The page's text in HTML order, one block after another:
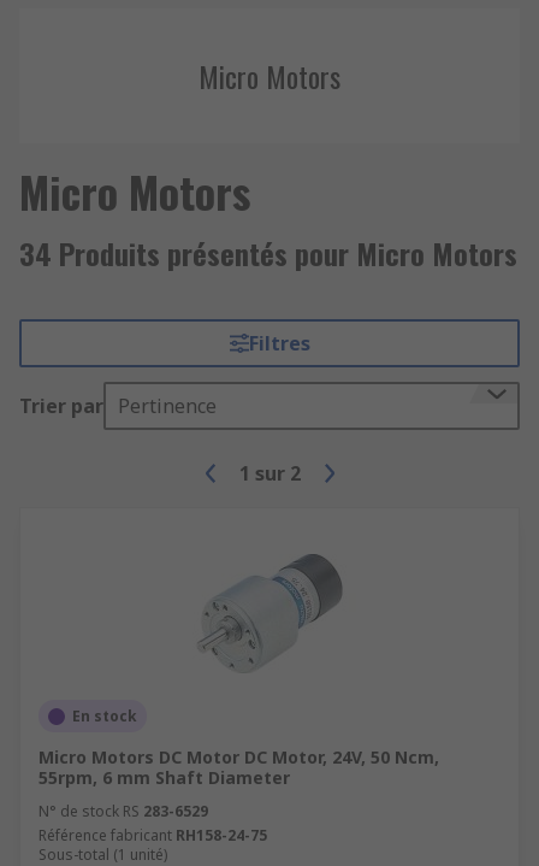
Micro Motors
Micro Motors
34 Produits présentés pour Micro Motors
Filtres
Trier par Pertinence
1 sur 2
En stock
Micro Motors DC Motor DC Motor, 24V, 50 Ncm,
55rpm, 6 mm Shaft Diameter
N° de stock RS 283-6529
Référence fabricant RH158-24-75
Sous-total (1 unité)